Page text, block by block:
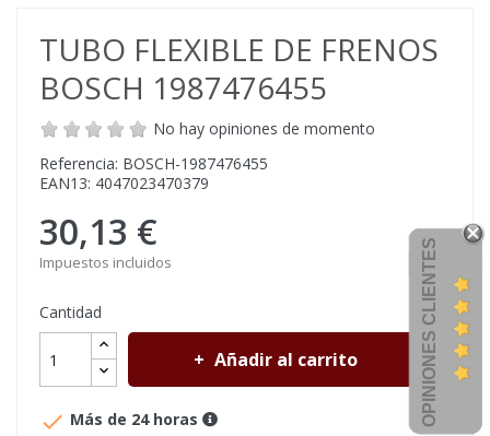
TUBO FLEXIBLE DE FRENOS
BOSCH 1987476455
No hay opiniones de momento
Referencia: BOSCH-1987476455
EAN13: 4047023470379
30,13 €
Impuestos incluidos
Cantidad
Añadir al carrito
 Más de 24 horas OPINIONES CLIENTES